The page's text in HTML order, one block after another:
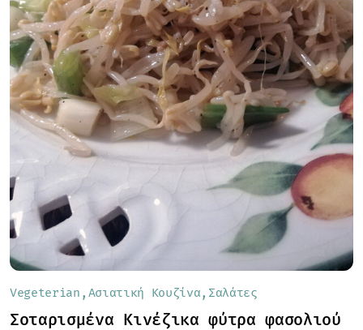
Vegeterian Ασιατική Κουζίνα Σαλάτες
Σοταρισμένα Κινέζικα φύτρα φασολιού